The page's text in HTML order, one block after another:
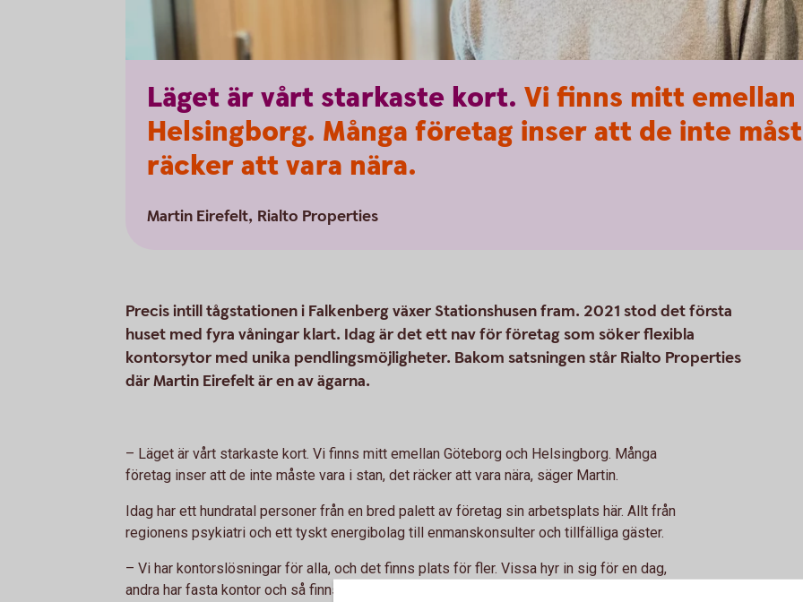
Läget ärvårt starkaste kort. Vi finns mitt
Helsingborg. Många företag inser att de inte
räcker att vara nära.
Martin Eirefelt, Rialto Properties
Precis intill tågstationen i Falkenberg växer Stationshusen fram. 2021 stod det första
huset med fyra våningar klart. Idag är det ett nav för företag som söker flexibla
kontorsytor med unika pendlingsmöjligheter. Bakom satsningen står Rialto Properties
där Martin Eirefelt är en av ägarna.
– Läget är vårt starkaste kort. Vi finns mitt emellan Göteborg och Helsingborg. Många
företag inser att de inte måste vara i stan, det räcker att vara nära, säger Martin.
Idag har ett hundratal personer från en bred palett av företag sin arbetsplats här. Allt från
regionens psykiatri och ett tyskt energibolag till enmanskonsulter och tillfälliga gäster.
– Vi har kontorslösningar för alla, och det finns plats för fler. Vissa hyr in sig för en dag,
andra har fasta kontor och så finns våra mötes- och konferensrum samt öppna